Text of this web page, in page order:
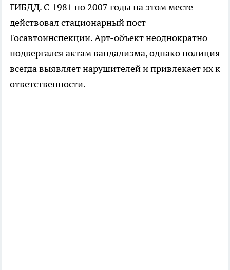
ГИБДД. С 1981 по 2007 годы на этом месте
действовал стационарный пост
Госавтоинспекции. Арт-объект неоднократно
подвергался актам вандализма, однако полиция
всегда выявляет нарушителей и привлекает их к
ответственности.